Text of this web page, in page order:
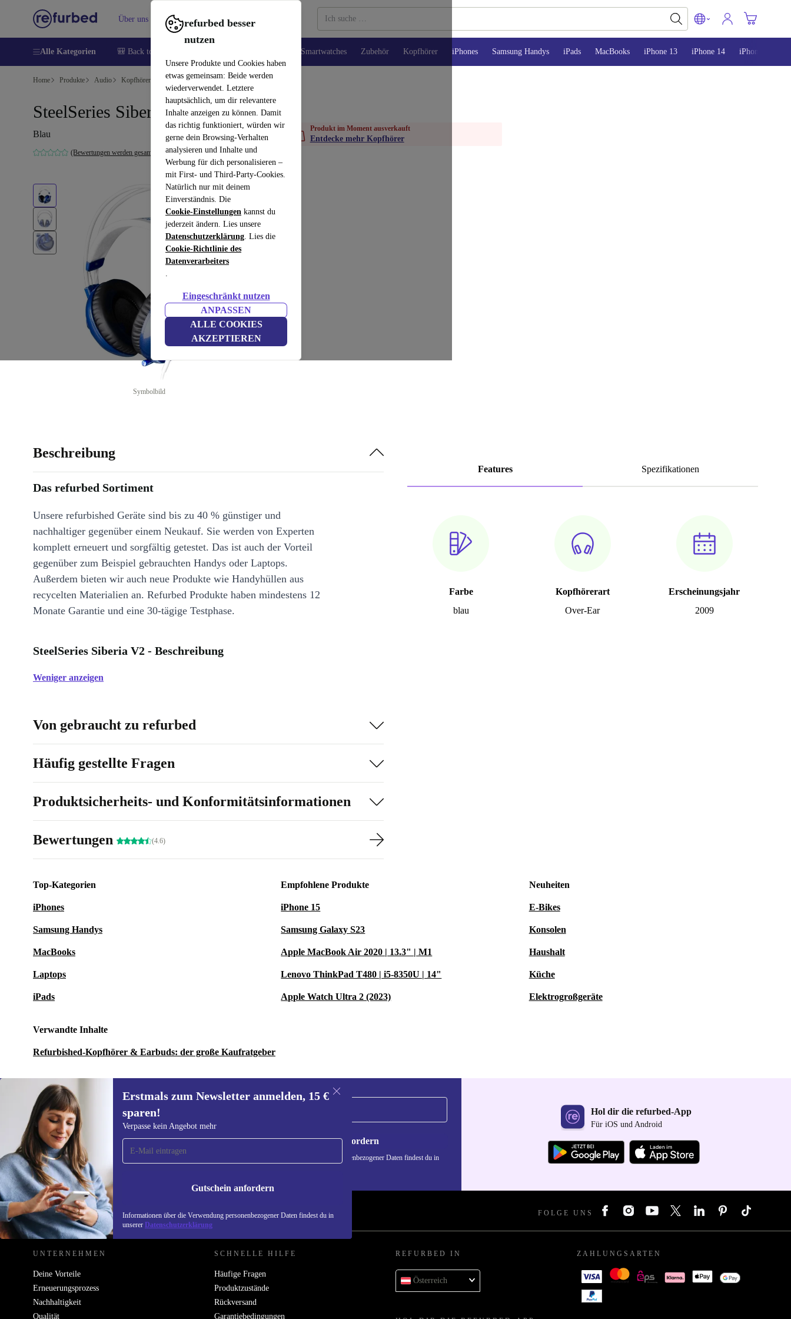
refurbed besser
nutzen
Unsere Produkte und Cookies haben
etwas gemeinsam: Beide werden
wiederverwendet. Letztere
hauptsächlich, um dir relevantere
Inhalte anzeigen zu können. Damit
das richtig funktioniert, würden wir
gerne dein Browsing-Verhalten
analysieren und Inhalte und
Werbung für dich personalisieren –
mit First- und Third-Party-Cookies.
Natürlich nur mit deinem
Einverständnis. Die
Cookie-Einstellungen kannst du
jederzeit ändern. Lies unsere
Datenschutzerklärung. Lies die
Cookie-Richtlinie des
Datenverarbeiters
.
Eingeschränkt nutzen
ANPASSEN
ALLE COOKIES
AKZEPTIEREN
Über uns Verkaufen Hilfe
Alle Kategorien 🎒 Back to school Smartwatches Zubehör Kopfhörer iPhones Samsung Handys iPads MacBooks iPhone 13 iPhone 14 iPhone 15
Home Produkte Audio Kopfhörer
SteelSeries Siberia V2
Blau
(Bewertungen werden gesammelt)
Symbolbild
Produkt im Moment ausverkauft
Entdecke mehr Kopfhörer
Features Spezifikationen
Farbe
blau
Kopfhörerart
Over-Ear
Erscheinungsjahr
2009
Beschreibung
Das refurbed Sortiment
Unsere refurbished Geräte sind bis zu 40 % günstiger und
nachhaltiger gegenüber einem Neukauf. Sie werden von Experten
komplett erneuert und sorgfältig getestet. Das ist auch der Vorteil
gegenüber zum Beispiel gebrauchten Handys oder Laptops.
Außerdem bieten wir auch neue Produkte wie Handyhüllen aus
recycelten Materialien an. Refurbed Produkte haben mindestens 12
Monate Garantie und eine 30-tägige Testphase.
SteelSeries Siberia V2 - Beschreibung
Weniger anzeigen
Von gebraucht zu refurbed
Häufig gestellte Fragen
Produktsicherheits- und Konformitätsinformationen
Bewertungen (4.6)
Top-Kategorien
iPhones
Samsung Handys
MacBooks
Laptops
iPads
Empfohlene Produkte
iPhone 15
Samsung Galaxy S23
Apple MacBook Air 2020 | 13.3" | M1
Lenovo ThinkPad T480 | i5-8350U | 14"
Apple Watch Ultra 2 (2023)
Neuheiten
E-Bikes
Konsolen
Haushalt
Küche
Elektrogroßgeräte
Verwandte Inhalte
Refurbished-Kopfhörer & Earbuds: der große Kaufratgeber
Erstmals zum Newsletter anmelden, 15 €
sparen!
Verpasse kein Angebot mehr
Gutschein anfordern
Informationen über die Verwendung personenbezogener Daten findest du in
unserer Datenschutzerklärung
Erstmals zum Newsletter
anmelden, 15 € sparen!
Verpasse kein Angebot mehr.
Gutschein anfordern
Informationen über die Verwendung personenbezogener Daten findest du in
Hol dir die refurbed-App
Für iOS und Android
REFURBED ÖSTERREICH - RETHINK NEW. FOLGE UNS
UNTERNEHMEN
Deine Vorteile
Erneuerungsprozess
Nachhaltigkeit
Qualität
SCHNELLE HILFE
Häufige Fragen
Produktzustände
Rückversand
Garantiebedingungen
REFURBED IN
Österreich
ZAHLUNGSARTEN